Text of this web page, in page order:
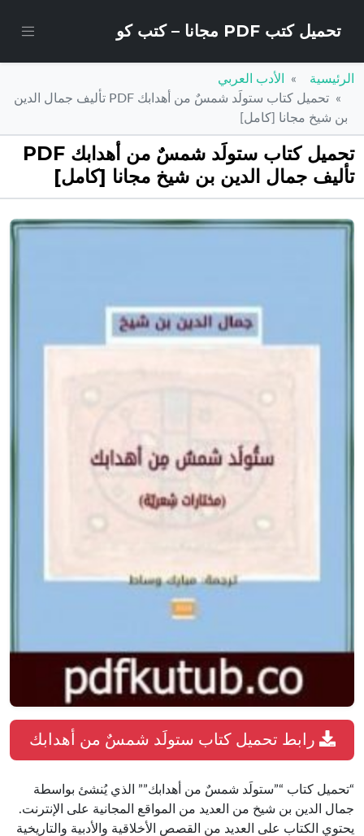
تحميل كتب PDF مجانا – كتب كو
الرئيسية
الأدب العربي
تحميل كتاب ستولَد شمسٌ من أهدابك PDF تأليف جمال الدين
بن شيخ مجانا [كامل]
تحميل كتاب ستولَد شمسٌ من أهدابك PDF
تأليف جمال الدين بن شيخ مجانا [كامل]
“تحميل كتاب “”ستولَد شمسٌ من أهدابك”” الذي يُنشئ بواسطة
جمال الدين بن شيخ من العديد من المواقع المجانية على الإنترنت.
يحتوي الكتاب على العديد من القصص الأخلاقية والأدبية والتاريخية